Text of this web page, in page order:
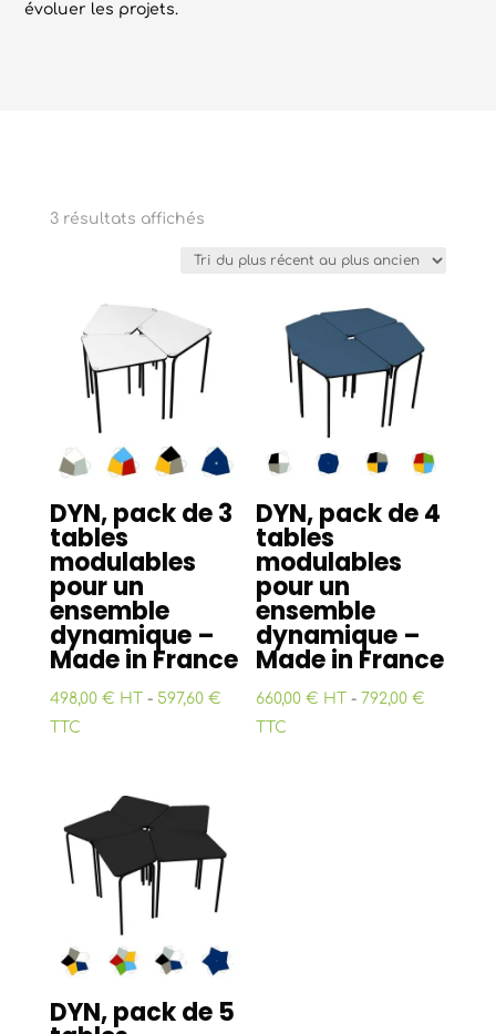
évoluer les projets.
3 résultats affichésTrié
plus
plus
ancien
DYN, pack de 3
tables
modulables
pour un
ensemble
dynamique –
Made in France
498,00 € HT - 597,60 €
TTC
DYN, pack de 4
tables
modulables
pour un
ensemble
dynamique –
Made in France
660,00 € HT - 792,00 €
TTC
DYN, pack de 5